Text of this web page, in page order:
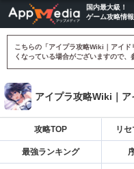
国内最大級！
ゲーム攻略情
こちらの「アイプラ攻略Wiki｜アイ
くなっている場合がございますので、
アイプラ攻略Wiki｜ア
攻略TOP リ
最強ランキング